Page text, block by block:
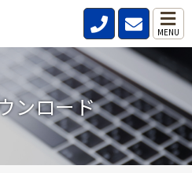
MENU
ンロード